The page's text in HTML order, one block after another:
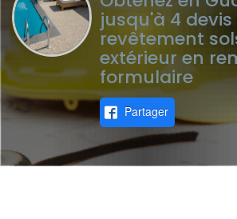
jusqu'à 4
revêtement
extérieur en
formulaire
Partager